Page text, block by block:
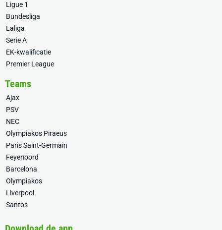
Ligue 1
Bundesliga
Laliga
Serie A
EK-kwalificatie
Premier League
Teams
Ajax
PSV
NEC
Olympiakos Piraeus
Paris Saint-Germain
Feyenoord
Barcelona
Olympiakos
Liverpool
Santos